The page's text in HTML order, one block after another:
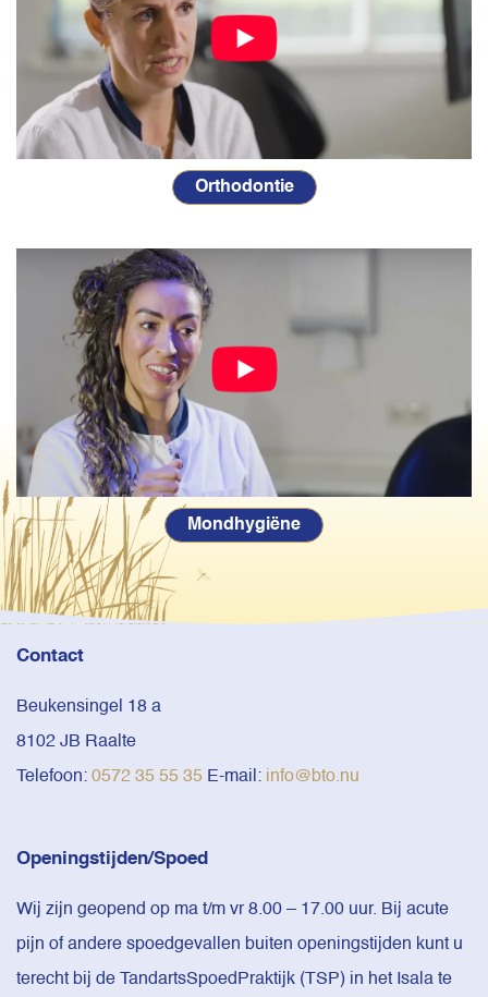
Orthodontie
Mondhygiëne
Contact
Beukensingel 18 a
8102 JB Raalte
Telefoon: 0572 35 55 35 E-mail: info@bto.nu
Openingstijden/Spoed
Wij zijn geopend op ma t/m vr 8.00 – 17.00 uur. Bij acute
pijn of andere spoedgevallen buiten openingstijden kunt u
terecht bij de TandartsSpoedPraktijk (TSP) in het Isala te